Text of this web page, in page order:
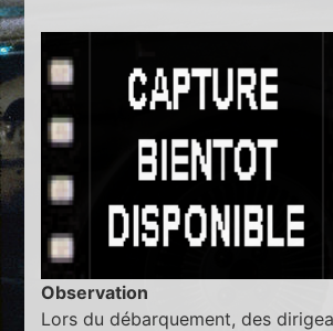
Observation
Lors du débarquement, des